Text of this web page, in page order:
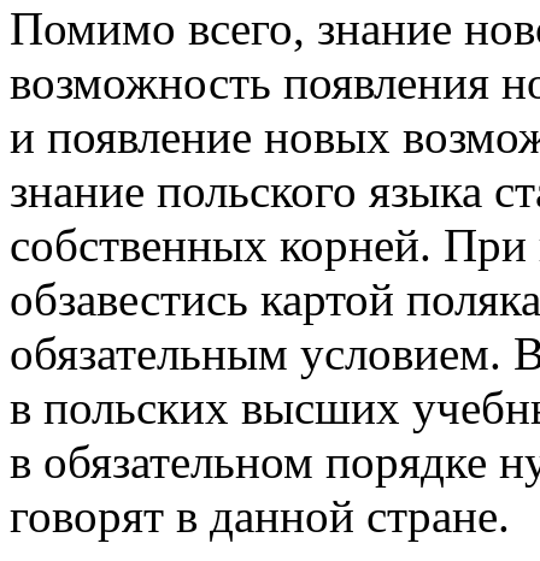
Помимо всего, знание
возможность появления
и появление новых
знание польского языка
собственных корней.
обзавестись картой
обязательным условием.
в польских высших
в обязательном порядке
говорят в данной стране.